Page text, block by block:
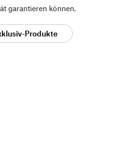
garantieren können.
Produkte